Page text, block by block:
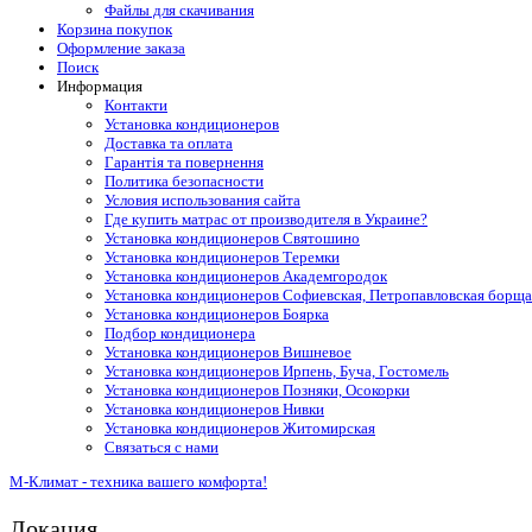
Файлы для скачивания
Корзина покупок
Оформление заказа
Поиск
Информация
Контакти
Установка кондиционеров
Доставка та оплата
Гарантія та повернення
Политика безопасности
Условия использования сайта
Где купить матрас от производителя в Украине?
Установка кондиционеров Святошино
Установка кондиционеров Теремки
Установка кондиционеров Академгородок
Установка кондиционеров Софиевская, Петропавловская
Установка кондиционеров Боярка
Подбор кондиционера
Установка кондиционеров Вишневое
Установка кондиционеров Ирпень, Буча, Гостомель
Установка кондиционеров Позняки, Осокорки
Установка кондиционеров Нивки
Установка кондиционеров Житомирская
Связаться с нами
М-Климат - техника вашего комфорта!